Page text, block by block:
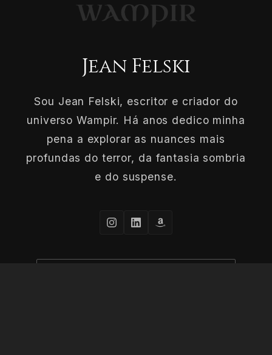
Jean Felski
Sou Jean Felski, escritor e criador do
universo Wampir. Há anos dedico minha
pena a explorar as nuances mais
profundas do terror, da fantasia sombria
e do suspense.